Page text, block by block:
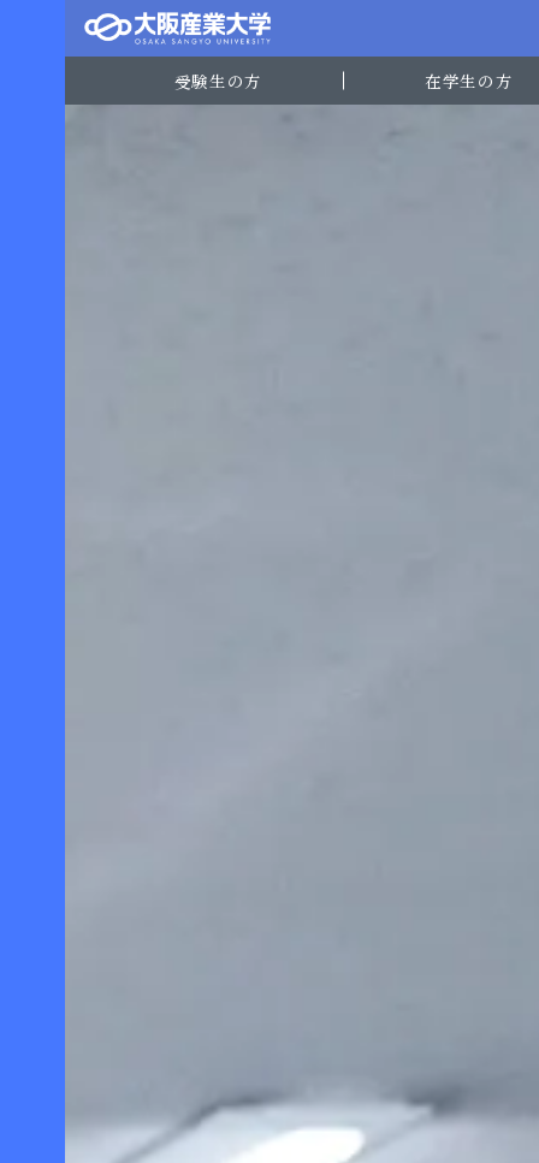
受験生の方 在学生の方